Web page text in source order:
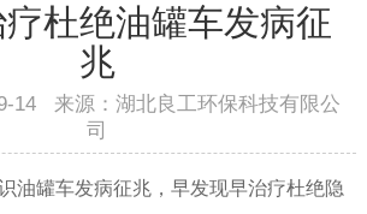
杜绝油罐车发病征
兆
14 来源：湖北良工环保科技有限公
司
油罐车发病征兆，早发现早治疗杜绝隐